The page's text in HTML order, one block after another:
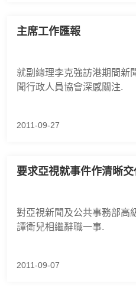
主席工作匯報
就副總理李克強訪港期間新
聞行政人員協會深感關注.
2011-09-27
要求亞視就事件作清晰交
對亞視新聞及公共事務部高
譚衛兒相繼辭職一事.
2011-09-07